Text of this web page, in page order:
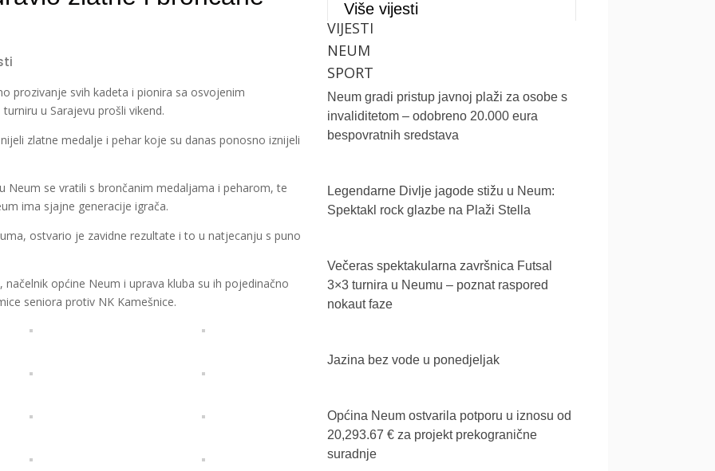
prozivanje svih kadeta i pionira sa osvojenim
u Sarajevu prošli vikend.
zlatne medalje i pehar koje su danas ponosno iznijeli
Neum se vratili s brončanim medaljama i peharom, te
ima sjajne generacije igrača.
ostvario je zavidne rezultate i to u natjecanju s puno
općine Neum i uprava kluba su ih pojedinačno
seniora protiv NK Kamešnice.
Više vijesti
VIJESTI
NEUM
SPORT
Neum gradi pristup javnoj plaži za osobe s
invaliditetom – odobreno 20.000 eura
bespovratnih sredstava
Legendarne Divlje jagode stižu u Neum:
Spektakl rock glazbe na Plaži Stella
Večeras spektakularna završnica Futsal
3×3 turnira u Neumu – poznat raspored
nokaut faze
Jazina bez vode u ponedjeljak
Općina Neum ostvarila potporu u iznosu od
20,293.67 € za projekt prekogranične
suradnje